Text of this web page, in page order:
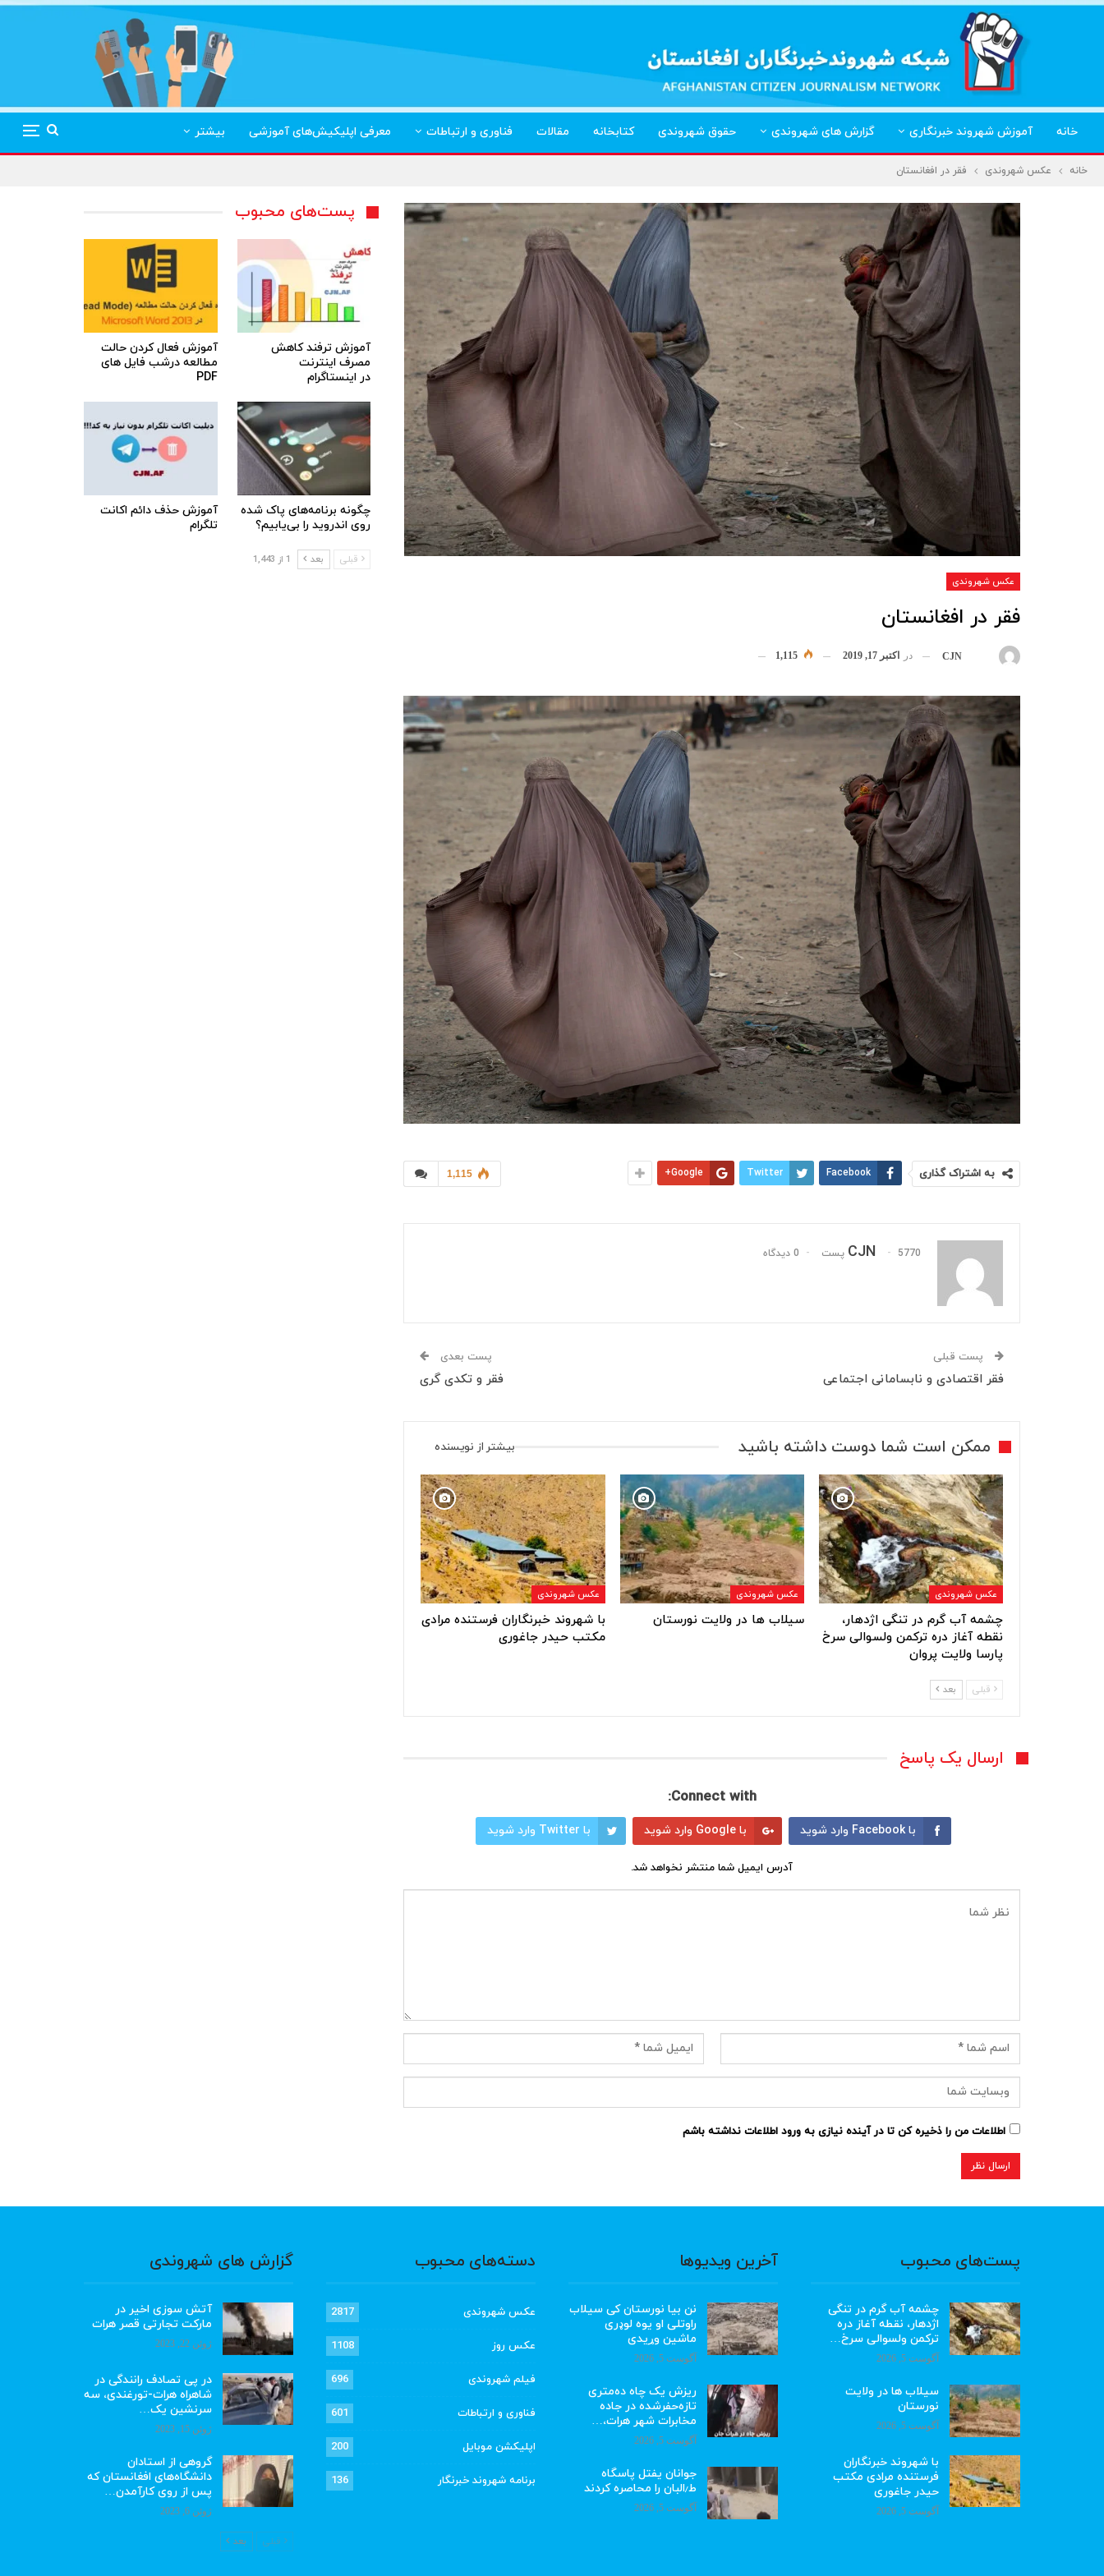
خانه آموزش شهروند خبرنگاری گزارش های شهروندی حقوق شهروندی کتابخانه مقالات فناوری و ارتباطات معرفی اپلیکیش‌های آموزشی بیشتر
خانه عکس شهروندی فقر در افغانستان
عکس شهروندی
فقر در افغانستان
CJN در اکتبر 17, 2019 1,115
1,115 به اشتراک گذاری Facebook
Twitter
Google+
CJN 5770 پست 0 دیدگاه
پست قبلی
فقر اقتصادی و نابسامانی اجتماعی
پست بعدی
فقر و تکدی گری
ممکن است شما دوست داشته باشید بیشتر از نویسنده
عکس شهروندی
چشمه آب گرم در تنگی اژدهار،
نقطه آغاز دره ترکمن ولسوالی سرخ
پارسا ولایت پروان
عکس شهروندی
سیلاب ها در ولایت نورستان
عکس شهروندی
با شهروند خبرنگاران فرستنده مرادی
مکتب حیدر جاغوری
قبلی بعد
ارسال یک پاسخ
Connect with:
با Facebook وارد شوید با Google وارد شوید با Twitter وارد شوید
آدرس ایمیل شما منتشر نخواهد شد.
اطلاعات من را ذخیره کن تا در آینده نیازی به ورود اطلاعات نداشته باشم
پست‌های محبوب
آموزش ترفند کاهش
مصرف اینترنت
در اینستاگرام
آموزش فعال کردن حالت
مطالعه درشب فایل های
PDF
چگونه برنامه‌های پاک شده
روی اندروید را بی‌یابیم؟
آموزش حذف دائم اکانت
تلگرام
قبلی بعد 1 از 1,443
پست‌های محبوب
چشمه آب گرم در تنگی
اژدهار، نقطه آغاز دره
ترکمن ولسوالی سرخ…
آگوست 5, 2026
سیلاب ها در ولایت
نورستان
آگوست 5, 2026
با شهروند خبرنگاران
فرستنده مرادی مکتب
حیدر جاغوری
آگوست 5, 2026
آخرین ویدیوها
نن بیا نورستان کی سیلاب
راوتلی او یوه لوډری
ماشین وړیدی
آگوست 5, 2026
ریزش یک چاه ده‌متری
تازه‌حفرشده در جاده
مخابرات شهر هرات،…
آگوست 5, 2026
جوانان یفتل پاسگاه
ط٫البان را محاصره کردند
آگوست 5, 2026
دسته‌های محبوب
عکس شهروندی 2817
عکس روز 1108
فیلم شهروندی 696
فناوری و ارتباطات 601
اپلیکشن موبایل 200
برنامه شهروند خبرنگار 136
گزارش های شهروندی
آتش سوزی اخیر در
مارکت تجارتی قصر هرات
ژوئن 22, 2023
در پی تصادف رانندگی در
شاهراه هرات-تورغندی، سه
سرنشین یک…
ژوئن 15, 2023
گروهی از استادان
دانشگاه‌های افغانستان که
پس از روی کارآمدن…
ژوئن 6, 2023
قبلی بعد